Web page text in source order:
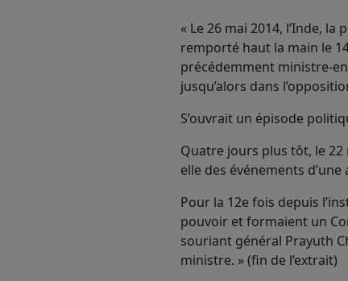
« Le 26 mai 2014, l’Inde,
remporté haut la main le
précédemment ministre-
jusqu’alors dans
S’ouvrait un épisode
Quatre jours plus tôt, le 22
elle des événements
Pour la 12e fois depuis
pouvoir et formaient un
souriant général Prayuth
ministre. » (fin de l’extrait)